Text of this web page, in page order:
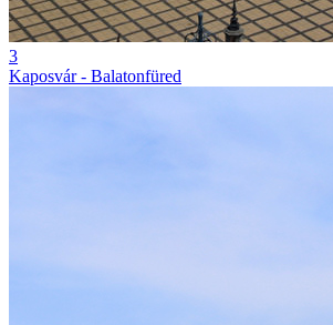
3
Kaposvár - Balatonfüred